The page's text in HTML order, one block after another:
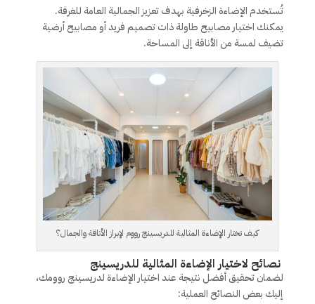
تُستخدم الإضاءة الزخرفية بهدف تعزيز الجمالية العامة للغرفة.
يمكنك اختيار مصابيح طاولة ذات تصميم فريد أو مصابيح أرضية
تضيف لمسة من الأناقة إلى المساحة.
كيف تختار الإضاءة المثالية للدريسينج رووم لإبراز الأناقة والجمال؟
نصائح لاختيار الإضاءة المثالية للدريسينج
لضمان تحقيق أفضل نتيجة عند اختيار الإضاءة لدريسينج روومك،
إليك بعض النصائح العملية: